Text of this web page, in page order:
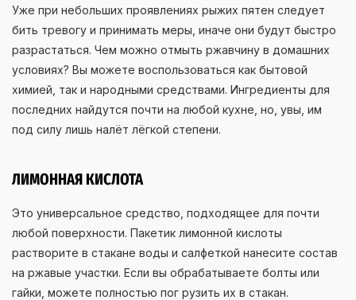
Уже при небольших проявлениях рыжих пятен следует
бить тревогу и принимать меры, иначе они будут быстро
разрастаться. Чем можно отмыть ржавчину в домашних
условиях? Вы можете воспользоваться как бытовой
химией, так и народными средствами. Ингредиенты для
последних найдутся почти на любой кухне, но, увы, им
под силу лишь налёт лёгкой степени.
ЛИМОННАЯ КИСЛОТА
Это универсальное средство, подходящее для почти
любой поверхности. Пакетик лимонной кислоты
растворите в стакане воды и салфеткой нанесите состав
на ржавые участки. Если вы обрабатываете болты или
гайки, можете полностью пог рузить их в стакан.